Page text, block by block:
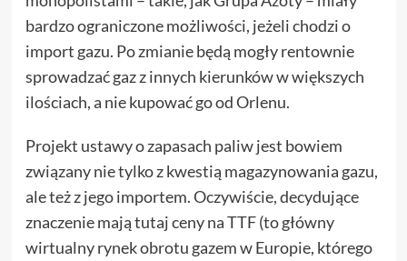
bardzo ograniczone możliwości, jeżeli chodzi o
import gazu. Po zmianie będą mogły rentownie
sprowadzać gaz z innych kierunków w większych
ilościach, a nie kupować go od Orlenu.
Projekt ustawy o zapasach paliw jest bowiem
związany nie tylko z kwestią magazynowania gazu,
ale też z jego importem. Oczywiście, decydujące
znaczenie mają tutaj ceny na TTF (to główny
wirtualny rynek obrotu gazem w Europie, którego